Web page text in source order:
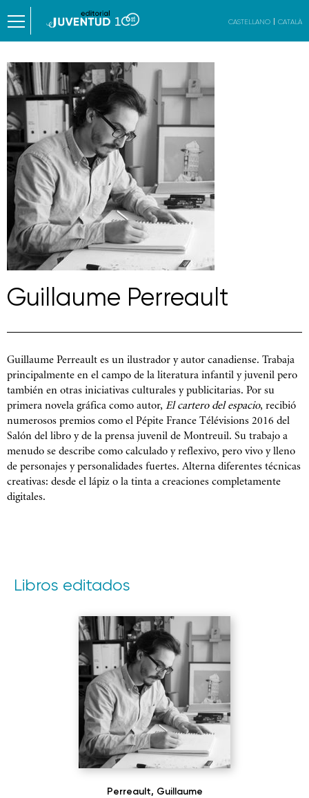
CASTELLANO CATALÀ
Guillaume Perreault
Guillaume Perreault es un ilustrador y autor canadiense. Trabaja
principalmente en el campo de la literatura infantil y juvenil pero
también en otras iniciativas culturales y publicitarias. Por su
primera novela gráfica como autor, El cartero del espacio, recibió
numerosos premios como el Pépite France Télévisions 2016 del
Salón del libro y de la prensa juvenil de Montreuil. Su trabajo a
menudo se describe como calculado y reflexivo, pero vivo y lleno
de personajes y personalidades fuertes. Alterna diferentes técnicas
creativas: desde el lápiz o la tinta a creaciones completamente
digitales.
Libros editados
Perreault, Guillaume